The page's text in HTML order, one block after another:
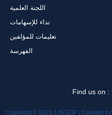
اللجنة العلمية
نداء للإسهامات
تعليمات للمؤلفين
الفهرسة
Copyright © 2021 LISODIP | Created by
Find us on :